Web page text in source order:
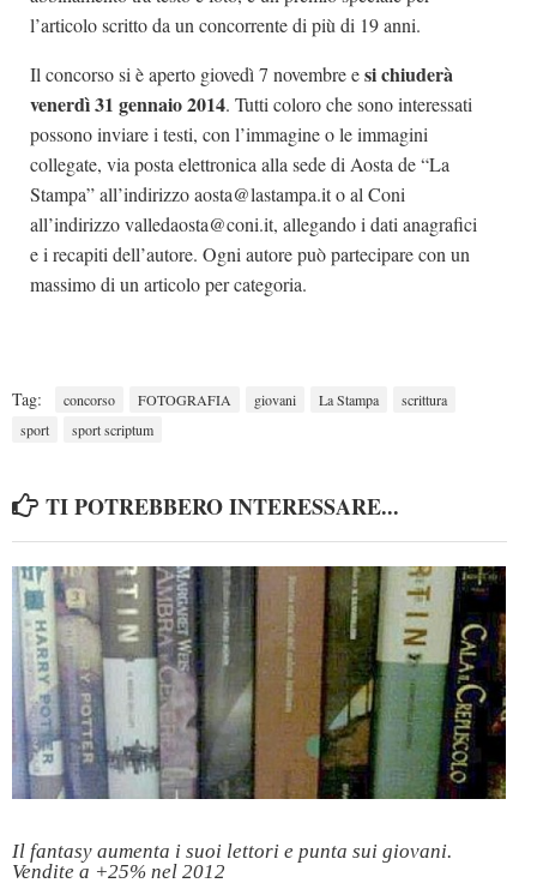
l’articolo scritto da un concorrente di più di 19 anni.
Il concorso si è aperto giovedì 7 novembre esi chiuderà
venerdì 31 gennaio 2014. Tutti coloro che sono interessati
possono inviare i testi, con l’immagine o le immagini
collegate, via posta elettronica alla sede di Aosta de “La
Stampa” all’indirizzo aosta@lastampa.it o al Coni
all’indirizzo valledaosta@coni.it, allegando i dati anagrafici
e i recapiti dell’autore. Ogni autore può partecipare con un
massimo di un articolo per categoria.
Tag: concorso FOTOGRAFIA giovani La Stampa
scrittura
sport
sport scriptum
TI POTREBBERO INTERESSARE...
Il fantasy aumenta i suoi lettori e punta sui giovani.
Vendite a +25% nel 2012